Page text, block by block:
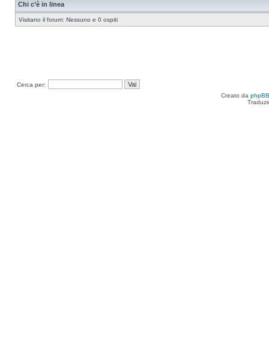
Chi c’è in linea
Visitano il forum: Nessuno e 0 ospiti
Cerca per:
Creato da phpBB